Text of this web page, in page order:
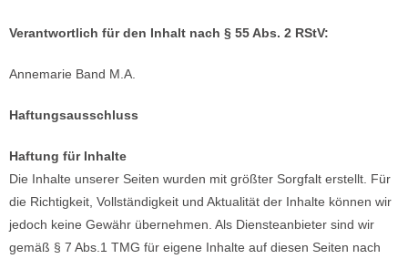
Verantwortlich für den Inhalt nach § 55 Abs. 2 RStV:
Annemarie Band M.A.
Haftungsausschluss
Haftung für Inhalte
Die Inhalte unserer Seiten wurden mit größter Sorgfalt erstellt. Für
die Richtigkeit, Vollständigkeit und Aktualität der Inhalte können wir
jedoch keine Gewähr übernehmen. Als Diensteanbieter sind wir
gemäß § 7 Abs.1 TMG für eigene Inhalte auf diesen Seiten nach